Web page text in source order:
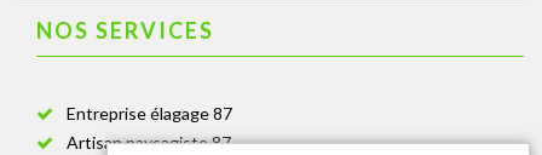
NOS SERVICES
Entreprise élagage 87
Artisan paysagiste 87